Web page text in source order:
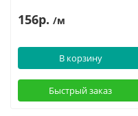
156р. /м
В корзину
Быстрый заказ